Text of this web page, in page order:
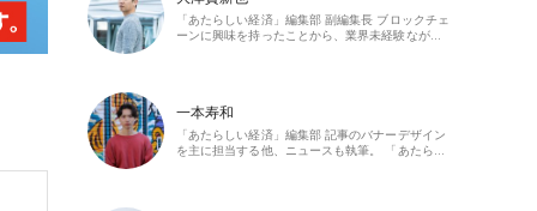
「あたらしい経済」編集部 副編集長 ブロックチェ
ーンに興味を持ったことから、業界未経験なが…
一本寿和
「あたらしい経済」編集部 記事のバナーデザイン
を主に担当する他、ニュースも執筆。 「あたら…